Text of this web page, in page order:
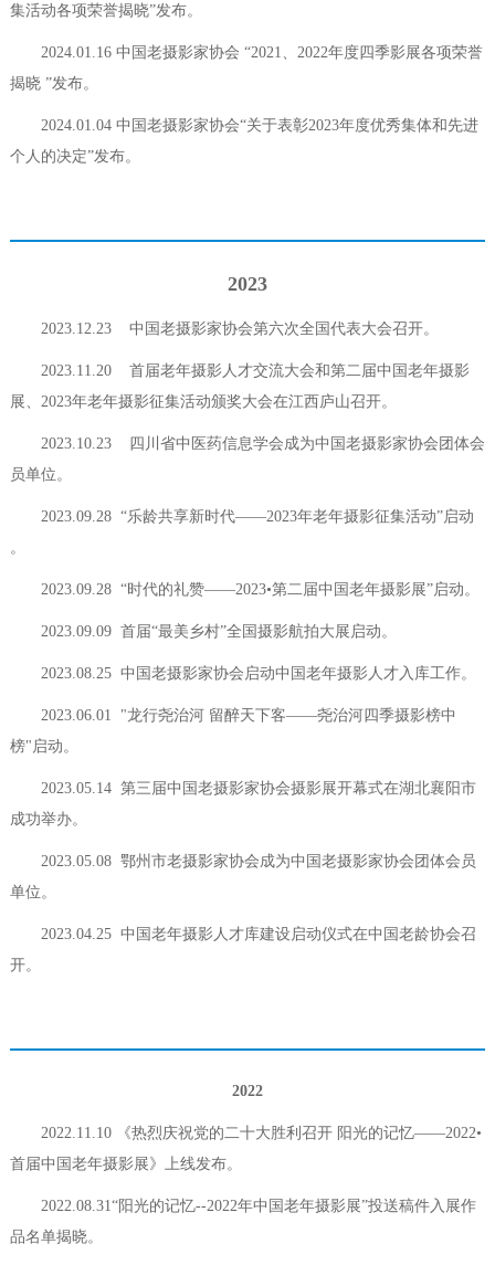
集活动各项荣誉揭晓”发布。
2024.01.16 中国老摄影家协会 “2021、2022年度四季影展各项荣誉
揭晓 ”发布。
2024.01.04 中国老摄影家协会“关于表彰2023年度优秀集体和先进
个人的决定”发布。
2023
2023.12.23 中国老摄影家协会第六次全国代表大会召开。
2023.11.20 首届老年摄影人才交流大会和第二届中国老年摄影
展、2023年老年摄影征集活动颁奖大会在江西庐山召开。
2023.10.23 四川省中医药信息学会成为中国老摄影家协会团体会
员单位。
2023.09.28 “乐龄共享新时代——2023年老年摄影征集活动”启动
。
2023.09.28 “时代的礼赞——2023•第二届中国老年摄影展”启动。
2023.09.09 首届“最美乡村”全国摄影航拍大展启动。
2023.08.25 中国老摄影家协会启动中国老年摄影人才入库工作。
2023.06.01 "龙行尧治河 留醉天下客——尧治河四季摄影榜中
榜"启动。
2023.05.14 第三届中国老摄影家协会摄影展开幕式在湖北襄阳市
成功举办。
2023.05.08 鄂州市老摄影家协会成为中国老摄影家协会团体会员
单位。
2023.04.25 中国老年摄影人才库建设启动仪式在中国老龄协会召
开。
2022
2022.11.10 《热烈庆祝党的二十大胜利召开 阳光的记忆——2022•
首届中国老年摄影展》上线发布。
2022.08.31“阳光的记忆--2022年中国老年摄影展”投送稿件入展作
品名单揭晓。